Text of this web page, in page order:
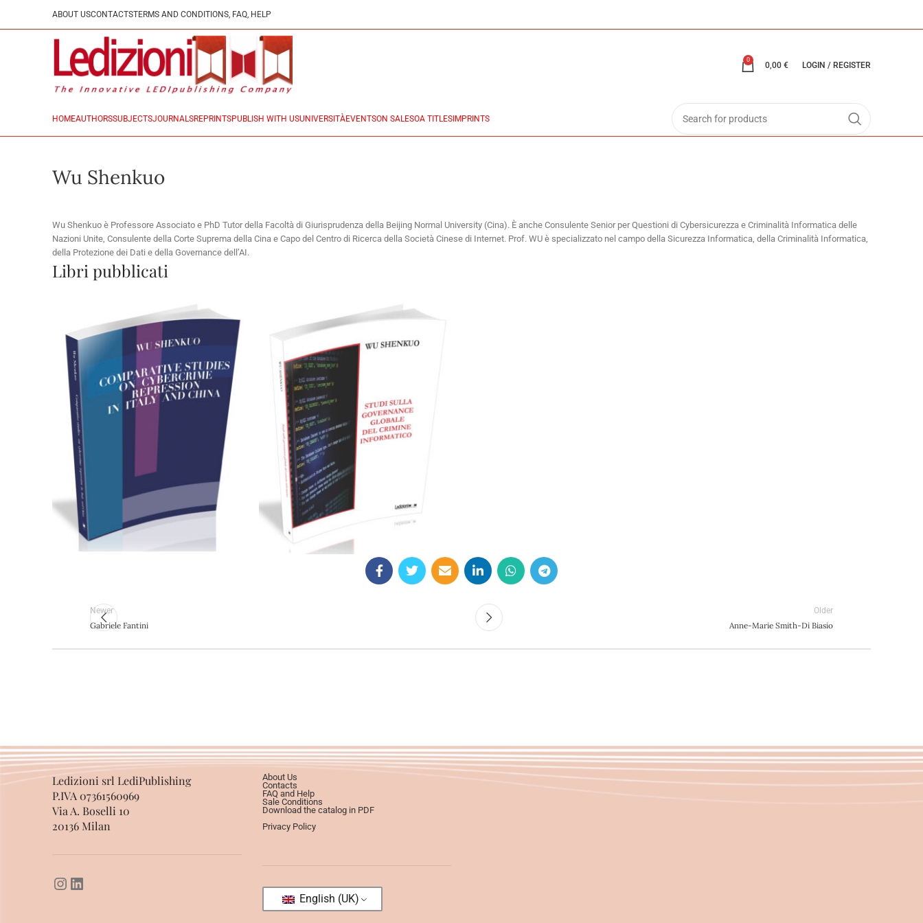
ABOUT USCONTACTSTERMS AND CONDITIONS, FAQ, HELP
0
0,00 € LOGIN / REGISTER
HOMEAUTHORSSUBJECTSJOURNALSREPRINTSPUBLISH WITH USUNIVERSITÀEVENTSON SALESOA TITLES IMPRINTS
Wu Shenkuo
Wu Shenkuo è Professore Associato e PhD Tutor della Facoltà di Giurisprudenza della Beijing Normal University (Cina). È anche Consulente Senior per Questioni di Cybersicurezza e Criminalità Informatica delle
Nazioni Unite, Consulente della Corte Suprema della Cina e Capo del Centro di Ricerca della Società Cinese di Internet. Prof. WU è specializzato nel campo della Sicurezza Informatica, della Criminalità Informatica,
della Protezione dei Dati e della Governance dell’AI.
Libri pubblicati
18,00
Add to basket
Newer
Gabriele Fantini
Older
Anne-Marie Smith-Di Biasio
Ledizioni srl LediPublishing
P.IVA 07361560969
Via A. Boselli 10
20136 Milan
About Us
Contacts
FAQ and Help
Sale Conditions
Download the catalog in PDF
Privacy Policy
English (UK)